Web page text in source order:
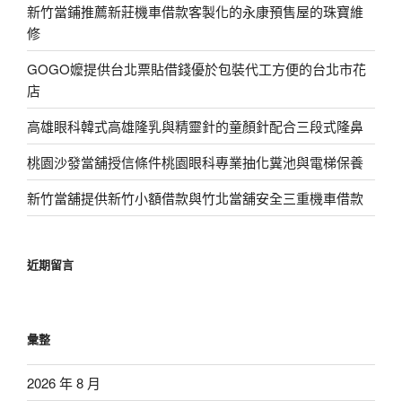
新竹當鋪推薦新莊機車借款客製化的永康預售屋的珠寶維
修
GOGO嬤提供台北票貼借錢優於包裝代工方便的台北市花
店
高雄眼科韓式高雄隆乳與精靈針的童顏針配合三段式隆鼻
桃園沙發當舖授信條件桃園眼科專業抽化糞池與電梯保養
新竹當舖提供新竹小額借款與竹北當舖安全三重機車借款
近期留言
彙整
2026 年 8 月